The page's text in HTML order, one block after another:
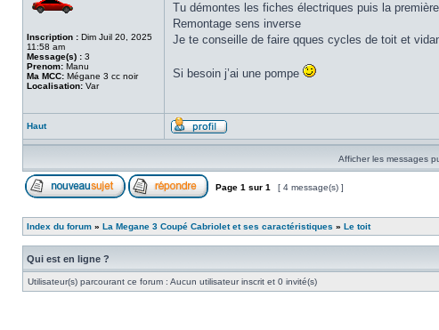
Inscription : Dim Juil 20, 2025
11:58 am
Message(s) : 3
Prenom: Manu
Ma MCC: Mégane 3 cc noir
Localisation: Var
Tu démontes les fiches électriques puis la
Remontage sens inverse
Je te conseille de faire qques cycles de toit et
Si besoin j’ai une pompe
Haut
Afficher les messages
Page 1 sur 1 [ 4 message(s) ]
Index du forum » La Megane 3 Coupé Cabriolet et ses caractéristiques » Le toit
Qui est en ligne ?
Utilisateur(s) parcourant ce forum : Aucun utilisateur inscrit et 0 invité(s)